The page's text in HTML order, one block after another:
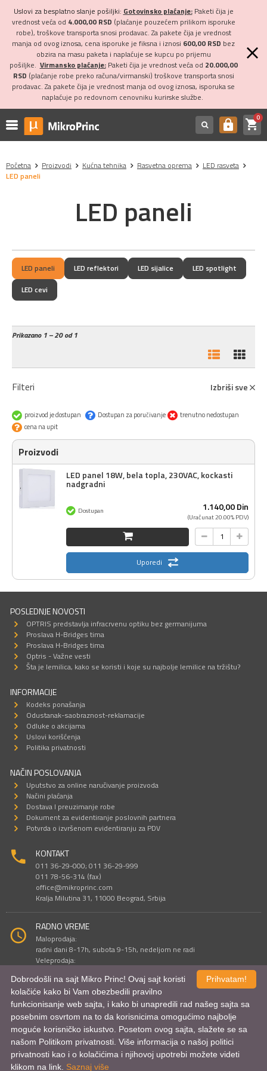
Uslovi za besplatno slanje pošiljki: Gotovinsko plaćanje:Paketi čija je
vrednost veća od 4.000,00 RSD (plaćanje pouzećem prilikom isporuke
robe), troškove transporta snosi prodavac. Za pakete čija je vrednost
manja od ovog iznosa, cena isporuke je fiksna i iznosi 600,00 RSD bez
obzira na masu paketa i naplaćuje se kupcu po prijemu
pošiljke. Virmansko plaćanje:Paketi čija je vrednost veća od 20.000,00
RSD (plaćanje robe preko računa/virmanski) troškove transporta snosi
prodavac. Za pakete čija je vrednost manja od ovog iznosa, isporuka se
naplaćuje po redovnom cenovniku kurirske službe.
https shopping_cart0
Početna Proizvodi Kućna tehnika Rasvetna oprema
LED rasveta
LED paneli
LED paneli
LED paneli LED reflektori LED sijalice
LED spotlight
LED cevi
Prikazano1 – 20 od 1
Filteri Izbriši sve
proizvod je dostupan Dostupan za poručivanje
trenutno nedostupan
cena na upit
Proizvodi
LED panel 18W, bela topla, 230VAC, kockasti
nadgradni
1.140,00Din
(Uračunat 20.00% PDV)
Dostupan
Uporedi
POSLEDNJE NOVOSTI
OPTRIS predstavlja infracrvenu optiku bez germanijuma
Proslava H-Bridges tima
Proslava H-Bridges tima
Optris - Važne vesti
Šta je lemilica, kako se koristi i koje su najbolje lemilice na tržištu?
INFORMACIJE
Kodeks ponašanja
Odustanak-saobraznost-reklamacije
Odluke o akcijama
Uslovi korišćenja
Politika privatnosti
NAČIN POSLOVANJA
Uputstvo za online naručivanje proizvoda
Načini plaćanja
Dostava I preuzimanje robe
Dokument za evidentiranje poslovnih partnera
Potvrda o izvršenom evidentiranju za PDV
KONTAKT
011 36-29-000; 011 36-29-999
011 78-56-314 (fax)
office@mikroprinc.com
Kralja Milutina 31, 11000 Beograd, Srbija
RADNO VREME
Maloprodaja:
radni dani 8-17h, subota 9-15h, nedeljom ne radi
Veleprodaja:
Sve cene su iskazane u dinarima. PDV je uračunat u cenu.
© Mikro Princ 1999 - 2026. Sva prava su zadržana.
Kreirao *nbgcreator |Izdrada Internet prodavnice ,Izrada sajtaimobilnih
aplikacija iSEO optimizacija
Prihvatam!
Dobrodošli na sajt Mikro Princ! Ovaj sajt koristi
kolačiće kako bi Vam obezbedili pravilno
funkcionisanje web sajta, i kako bi unapredili rad našeg sajta sa
posebnim osvrtom na to da korisnicima omogućimo najbolje
moguće korisničko iskustvo. Posetom ovog sajta, slažete se sa
našom Politikom privatnosti. Više informacija o našoj politici
privatnosti kao i o kolačićima i njihovoj upotrebi možete videti
klikom na link. Saznaj više